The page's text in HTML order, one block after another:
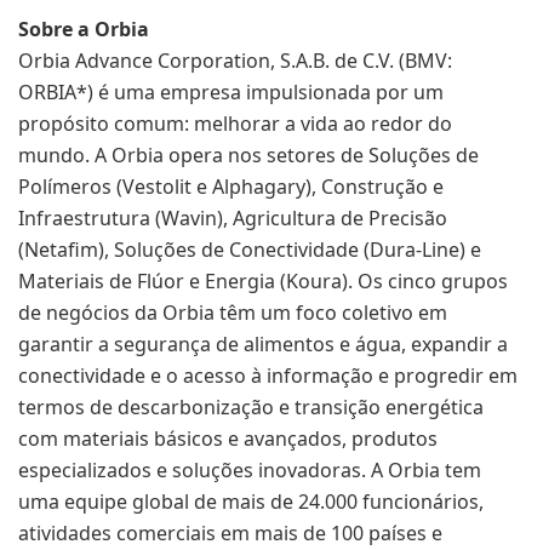
Sobre a Orbia
Orbia Advance Corporation, S.A.B. de C.V. (BMV:
ORBIA*) é uma empresa impulsionada por um
propósito comum: melhorar a vida ao redor do
mundo. A Orbia opera nos setores de Soluções de
Polímeros (Vestolit e Alphagary), Construção e
Infraestrutura (Wavin), Agricultura de Precisão
(Netafim), Soluções de Conectividade (Dura-Line) e
Materiais de Flúor e Energia (Koura). Os cinco grupos
de negócios da Orbia têm um foco coletivo em
garantir a segurança de alimentos e água, expandir a
conectividade e o acesso à informação e progredir em
termos de descarbonização e transição energética
com materiais básicos e avançados, produtos
especializados e soluções inovadoras. A Orbia tem
uma equipe global de mais de 24.000 funcionários,
atividades comerciais em mais de 100 países e